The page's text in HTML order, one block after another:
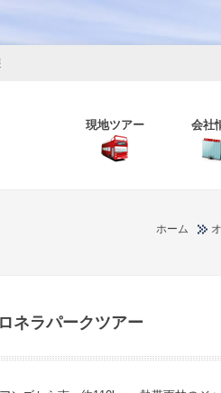
現地ツアー 会社
ホーム
ネラパークツアー